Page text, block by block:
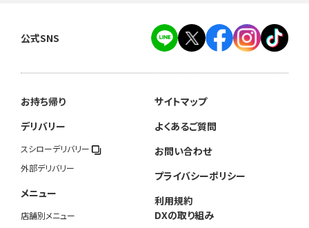
公式SNS
お持ち帰り
デリバリー
スシローデリバリー
外部デリバリー
メニュー
店舗別メニュー
サイトマップ
よくあるご質問
お問い合わせ
プライバシーポリシー
利用規約
DXの取り組み